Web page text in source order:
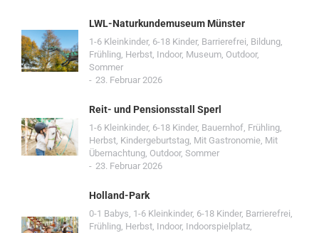
LWL-Naturkundemuseum Münster
1-6 Kleinkinder, 6-18 Kinder, Barrierefrei, Bildung,
Frühling, Herbst, Indoor, Museum, Outdoor,
Sommer
23. Februar 2026
Reit- und Pensionsstall Sperl
1-6 Kleinkinder, 6-18 Kinder, Bauernhof, Frühling,
Herbst, Kindergeburtstag, Mit Gastronomie, Mit
Übernachtung, Outdoor, Sommer
23. Februar 2026
Holland-Park
0-1 Babys, 1-6 Kleinkinder, 6-18 Kinder, Barrierefrei,
Frühling, Herbst, Indoor, Indoorspielplatz,